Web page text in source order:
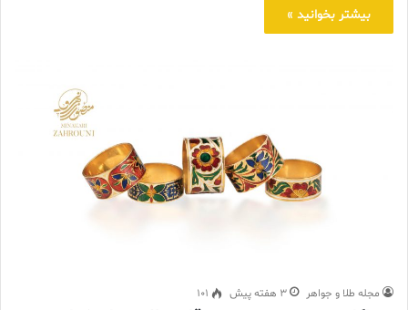
بیشتر بخوانید »
مجله طلا و جواهر 3 هفته پیش 101